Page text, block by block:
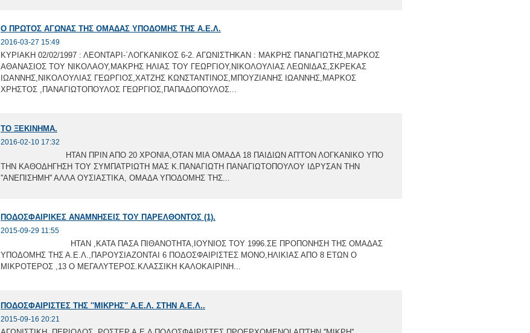
Ο ΠΡΩΤΟΣ ΑΓΩΝΑΣ ΤΗΣ ΟΜΑΔΑΣ ΥΠΟΔΟΜΗΣ ΤΗΣ Α.Ε.Λ.
2016-03-27 15:49
ΚΥΡΙΑΚΗ 02/02/1997 : ΛΕΟΝΤΑΡΙ-΄ΛΟΓΚΑΝΙΚΟΣ 6-2. ΑΓΩΝΙΣΤΗΚΑΝ : ΜΑΚΡΗΣ ΠΑΝΑΓΙΩΤΗΣ,ΜΑΡΚΟΣ
ΑΘΑΝΑΣΙΟΣ ΤΟΥ ΝΙΚΟΛΑΟΥ,ΜΑΚΡΗΣ ΗΛΙΑΣ ΤΟΥ ΓΕΩΡΓΙΟΥ,ΝΙΚΟΛΟΥΛΙΑΣ ΛΕΩΝΙΔΑΣ,ΣΚΡΕΚΑΣ
ΙΩΑΝΝΗΣ,ΝΙΚΟΛΟΥΛΙΑΣ ΓΕΩΡΓΙΟΣ,ΧΑΤΖΗΣ ΚΩΝΣΤΑΝΤΙΝΟΣ,ΜΠΟΥΖΙΑΝΗΣ ΙΩΑΝΝΗΣ,ΜΑΡΚΟΣ
ΧΡΗΣΤΟΣ ,ΠΑΝΑΓΙΩΤΟΠΟΥΛΟΣ ΓΕΩΡΓΙΟΣ,ΠΑΠΑΔΟΠΟΥΛΟΣ...
ΤΟ ΞΕΚΙΝΗΜΑ.
2016-02-10 17:32
ΗΤΑΝ ΠΡΙΝ ΑΠΟ 20 ΧΡΟΝΙΑ,ΟΤΑΝ ΜΙΑ ΟΜΑΔΑ 18 ΠΑΙΔΙΩΝ ΑΠ'ΤΟΝ ΛΟΓΚΑΝΙΚΟ ΥΠΟ
ΤΗΝ ΚΑΘΟΔΗΓΗΣΗ ΤΟΥ ΣΥΜΠΑΤΡΙΩΤΗ ΜΑΣ Κ.ΠΑΝΑΓΙΩΤΗ ΠΑΝΑΓΙΩΤΟΠΟΥΛΟΥ ΙΔΡΥΣΑΝ ΤΗΝ
''ΑΝΕΠΙΣΗΜΗ'' ΑΛΛΑ ΟΥΣΙΑΣΤΙΚΑ, ΟΜΑΔΑ ΥΠΟΔΟΜΗΣ ΤΗΣ...
ΠΟΔΟΣΦΑΙΡΙΚΕΣ ΑΝΑΜΝΗΣΕΙΣ ΤΟΥ ΠΑΡΕΛΘΟΝΤΟΣ (1).
2015-09-29 11:55
ΗΤΑΝ ,ΚΑΤΑ ΠΑΣΑ ΠΙΘΑΝΟΤΗΤΑ,ΙΟΥΝΙΟΣ ΤΟΥ 1996.ΣΕ ΠΡΟΠΟΝΗΣΗ ΤΗΣ ΟΜΑΔΑΣ
ΥΠΟΔΟΜΗΣ ΤΗΣ Α.Ε.Λ.,ΠΑΡΟΥΣΙΑΖΟΝΤΑΙ 6 ΠΟΔΟΣΦΑΙΡΙΣΤΕΣ ΜΟΝΟ,ΗΛΙΚΙΑΣ ΑΠΟ 8 ΕΤΩΝ Ο
ΜΙΚΡΟΤΕΡΟΣ ,13 Ο ΜΕΓΑΛΥΤΕΡΟΣ.ΚΛΑΣΣΙΚΗ ΚΑΛΟΚΑΙΡΙΝΗ...
ΠΟΔΟΣΦΑΙΡΙΣΤΕΣ ΤΗΣ ''ΜΙΚΡΗΣ'' Α.Ε.Λ. ΣΤΗΝ Α.Ε.Λ..
2015-09-16 20:21